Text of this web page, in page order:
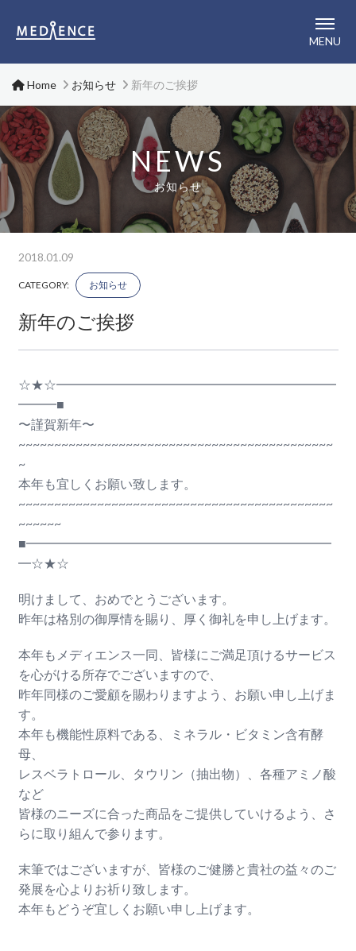
MENU
Home お知らせ 新年のご挨拶
NEWS
お知らせ
2018.01.09
CATEGORY: お知らせ
新年のご挨拶
☆★☆━━━━━━━━━━━━━━━━━━━━━━
━━━■
〜謹賀新年〜
~~~~~~~~~~~~~~~~~~~~~~~~~~~~~~~~~~~~~~~~~~~~
~
本年も宜しくお願い致します。
~~~~~~~~~~~~~~~~~~~~~~~~~~~~~~~~~~~~~~~~~~~~
~~~~~~
■━━━━━━━━━━━━━━━━━━━━━━━━
━☆★☆
明けまして、おめでとうございます。
昨年は格別の御厚情を賜り、厚く御礼を申し上げます。
本年もメディエンス一同、皆様にご満足頂けるサービス
を心がける所存でございますので、
昨年同様のご愛顧を賜わりますよう、お願い申し上げま
す。
本年も機能性原料である、ミネラル・ビタミン含有酵
母、
レスベラトロール、タウリン（抽出物）、各種アミノ酸
など
皆様のニーズに合った商品をご提供していけるよう、さ
らに取り組んで参ります。
末筆ではございますが、皆様のご健勝と貴社の益々のご
発展を心よりお祈り致します。
本年もどうぞ宜しくお願い申し上げます。